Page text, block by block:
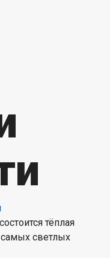
тёплая
светлых